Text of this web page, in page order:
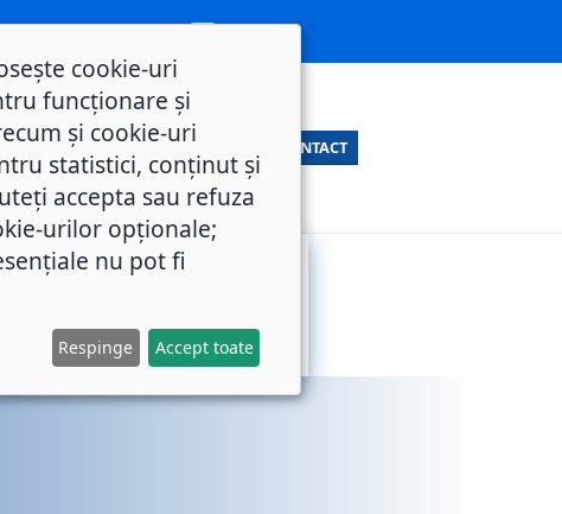
CONTACT
cookie-uri
funcționare și
și cookie-uri
statistici, conținut și
accepta sau refuza
urilor opționale;
nu pot fi
Respinge Accept toate